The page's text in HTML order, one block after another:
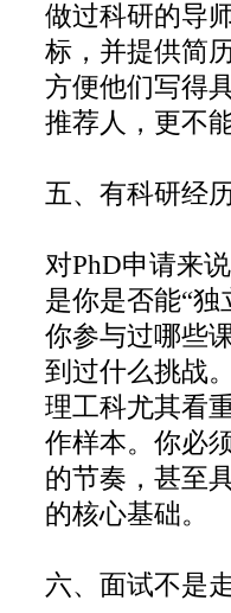
做过科研的导
标，并提供简
方便他们写得
推荐人，更不
五、有科研经
对PhD申请来
是你是否能“
你参与过哪些
到过什么挑战。
理工科尤其看
作样本。你必
的节奏，甚至
的核心基础。
六、面试不是